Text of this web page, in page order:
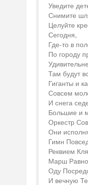
Уведите
Снимите
Целуйте
Сегодня,
Где-то в
По городу
Там будут
Гиганты и
Совсем
И снега
Большие и
Оркестр
Они
Гимн
Реквием
Марш
Оду
И вечную